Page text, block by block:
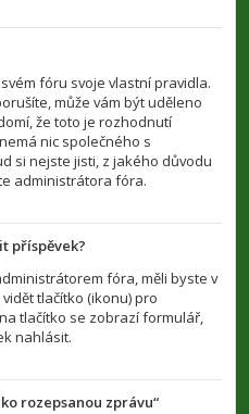
fóru svoje vlastní pravidla.
může vám být uděleno
že toto je rozhodnutí
nic společného s
si nejste jisti, z jakého důvodu
administrátora fóra.
příspěvek?
fóra, měli byste v
tlačítko (ikonu) pro
tlačítko se zobrazí formulář,
nahlásit.
rozepsanou zprávu“